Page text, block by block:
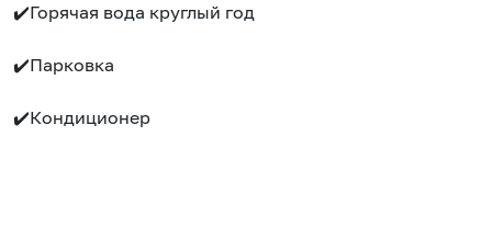
✔️Горячая вода круглый год
✔️Парковка
✔️Кондиционер